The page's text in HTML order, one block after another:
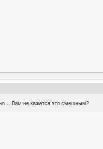
Вам не кажется это смешным?